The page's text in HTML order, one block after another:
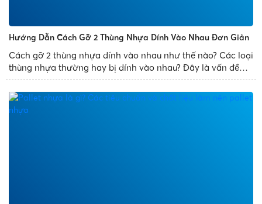
Hướng Dẫn Cách Gỡ 2 Thùng Nhựa Dính Vào Nhau Đơn Giản
Cách gỡ 2 thùng nhựa dính vào nhau như thế nào? Các loại
thùng nhựa thường hay bị dính vào nhau? Đây là vấn đề
thường gặp phải của mọi người. Để giúp bạn xử lý sự cố
trên một cách dễ dàng, Nhựa Phát Thành chia sẻ bài...